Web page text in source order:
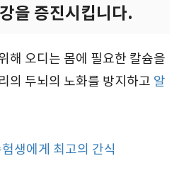
을 증진시킵니다.
해 오디는 몸에 필요한 칼슘을
의 두뇌의 노화를 방지하고 알
생에게 최고의 간식